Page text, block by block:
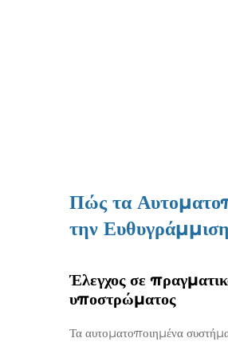
Πώς τα
την
Έλεγχος σε
υποστρώματος
Τα αυτοματοποιημένα